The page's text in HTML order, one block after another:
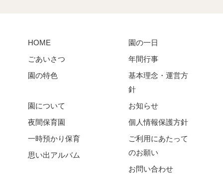
HOME
ごあいさつ
園の特色
園の一日
年間行事
基本理念・運営方
針
園について
夜間保育園
一時預かり保育
思い出アルバム
お知らせ
個人情報保護方針
ご利用にあたって
のお願い
お問い合わせ